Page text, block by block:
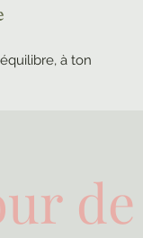
à ton
de